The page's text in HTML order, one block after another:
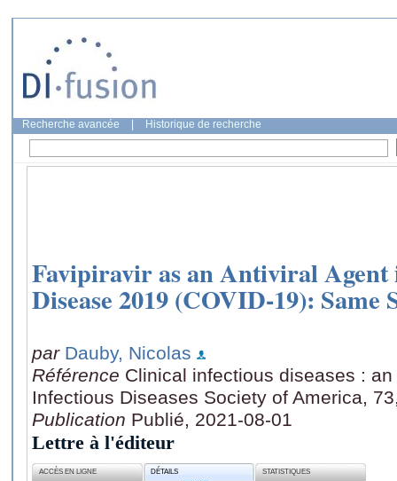
Recherche avancée Historique de recherche
Favipiravir as an Antiviral
Disease 2019 (COVID-19):
par Dauby, Nicolas
Référence Clinical infectious diseases :
Infectious Diseases Society of America,
Publication Publié, 2021-08-01
Lettre à l'éditeur
ACCÈS EN LIGNE DÉTAILS STATISTIQUES